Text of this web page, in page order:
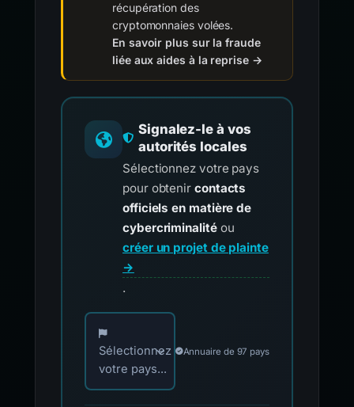
récupération des
cryptomonnaies volées.
En savoir plus sur la fraude
liée aux aides à la reprise →
Signalez-le à vos
autorités locales
Sélectionnez votre pays
pour obtenir contacts
officiels en matière de
cybercriminalitéou
créer un projet de plainte
→
.
Choisissez votre pays pour les contacts
Sélectionnez
votre pays...
Annuaire de 97 pays